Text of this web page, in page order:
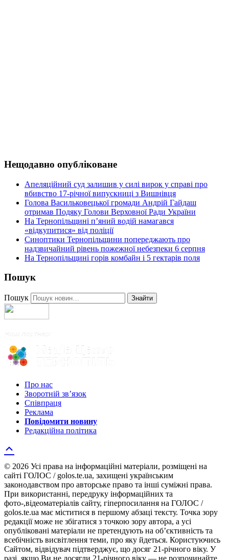
Нещодавно опубліковане
Апеляційний суд залишив у силі вирок у справі про
вбивство 17-річної випускниці з Вишнівця
Голова Васильковецької громади Андрій Гайдаш
отримав Подяку Голови Верховної Ради України
На Тернопільщині п’яний водій намагався
«відкупитися» від поліції
Синоптики Тернопільщини попереджають про
надзвичайний рівень пожежної небезпеки 6 серпня
На Тернопільщині горів комбайн і 5 гектарів поля
Пошук
Пошук Знайти
Про нас
Зворотній зв’язок
Співпраця
Реклама
Повідомити новину
Редакційна політика
© 2026 Усі права на інформаційні матеріали, розміщені на
сайті ГОЛОС / golos.te.ua, захищені українським
законодавством про авторське право та інші суміжні права.
При використанні, передруку інформаційних та
фото-,відеоматеріалів сайту, гіперпосилання на ГОЛОС /
golos.te.ua має міститися в першому абзаці тексту. Точка зору
редакції може не збігатися з точкою зору автора, а усі
опубліковані матеріали не претендують на об’єктивність та
всебічність висвітлення теми, про яку йдеться. Користуючись
Сайтом, відвідувач підтверджує, що досяг 21-річного віку. У
разі, якщо Ви не досягли 21-річного віку — не розпочинайте